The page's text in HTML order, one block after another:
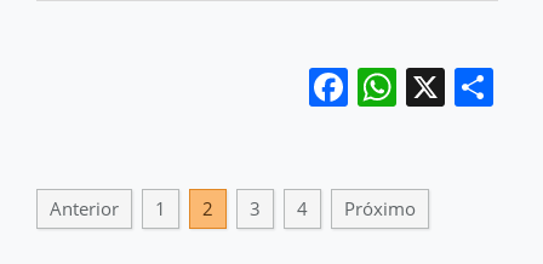
Facebook
X
Anterior 1 2 3 4 Próximo